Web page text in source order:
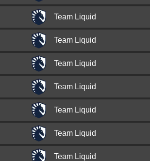
Team Liquid
Team Liquid
Team Liquid
Team Liquid
Team Liquid
Team Liquid
Team Liquid